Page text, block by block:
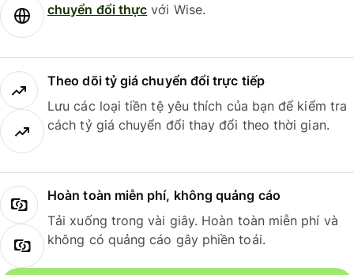
chuyển đổi thực với Wise.
Theo dõi tỷ giá chuyển đổi trực tiếp
Lưu các loại tiền tệ yêu thích của bạn để kiểm tra
cách tỷ giá chuyển đổi thay đổi theo thời gian.
Hoàn toàn miễn phí, không quảng cáo
Tải xuống trong vài giây. Hoàn toàn miễn phí và
không có quảng cáo gây phiền toái.